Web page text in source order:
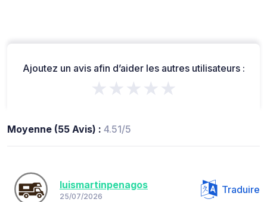
Ajoutez un avis afin d’aider les autres utilisateurs :
★★★★★
Moyenne (55 Avis) : 4.51/5
luismartinpenagos
25/07/2026
Traduire